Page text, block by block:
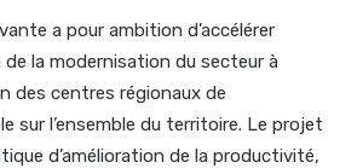
a pour ambition d’accélérer
de la modernisation du secteur à
des centres régionaux de
sur l’ensemble du territoire. Le projet
d’amélioration de la productivité,